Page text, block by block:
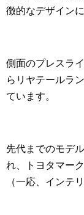
徴的なデザイン
側面のプレスラ
らリヤテールラ
ています。
先代までのモデ
れ、トヨタマー
（一応、インテ